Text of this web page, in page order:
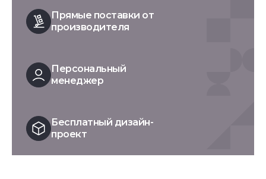
Прямые поставки от
производителя
Персональный
менеджер
Бесплатный дизайн-
проект